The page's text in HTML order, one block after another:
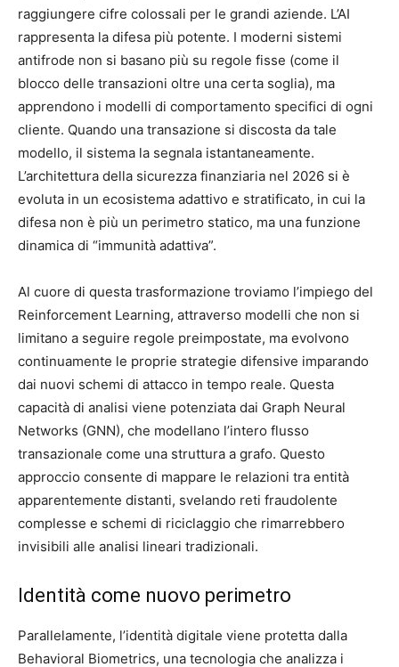
raggiungere cifre colossali per le grandi aziende. L’AI
rappresenta la difesa più potente. I moderni sistemi
antifrode non si basano più su regole fisse (come il
blocco delle transazioni oltre una certa soglia), ma
apprendono i modelli di comportamento specifici di ogni
cliente. Quando una transazione si discosta da tale
modello, il sistema la segnala istantaneamente.
L’architettura della sicurezza finanziaria nel 2026 si è
evoluta in un ecosistema adattivo e stratificato, in cui la
difesa non è più un perimetro statico, ma una funzione
dinamica di “immunità adattiva”.
Al cuore di questa trasformazione troviamo l’impiego del
Reinforcement Learning, attraverso modelli che non si
limitano a seguire regole preimpostate, ma evolvono
continuamente le proprie strategie difensive imparando
dai nuovi schemi di attacco in tempo reale. Questa
capacità di analisi viene potenziata dai Graph Neural
Networks (GNN), che modellano l’intero flusso
transazionale come una struttura a grafo. Questo
approccio consente di mappare le relazioni tra entità
apparentemente distanti, svelando reti fraudolente
complesse e schemi di riciclaggio che rimarrebbero
invisibili alle analisi lineari tradizionali.
Identità come nuovo perimetro
Parallelamente, l’identità digitale viene protetta dalla
Behavioral Biometrics, una tecnologia che analizza i